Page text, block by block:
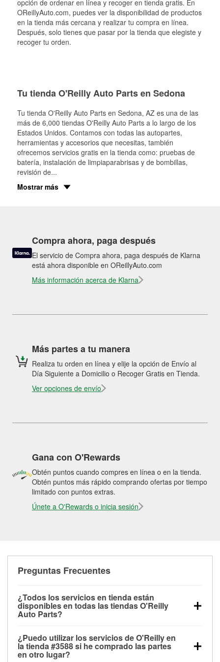
opción de ordenar en línea y recoger en tienda gratis. En
OReillyAuto.com, puedes ver la disponibilidad de productos
en la tienda más cercana y realizar tu compra en línea.
Después, solo tienes que pasar por la tienda que elegiste y
recoger tu orden.
Tu tienda O'Reilly Auto Parts en Sedona
Tu tienda O'Reilly Auto Parts en Sedona, AZ es una de las
más de 6,000 tiendas O'Reilly Auto Parts a lo largo de los
Estados Unidos. Contamos con todas las autopartes,
herramientas y accesorios que necesitas, también
ofrecemos servicios gratis en la tienda como: pruebas de
batería, instalación de limpiaparabrisas y de bombillas,
revisión de...
Mostrar más
Compra ahora, paga después
El servicio de Compra ahora, paga después de Klarna
está ahora disponible en OReillyAuto.com
Más información acerca de Klarna
Más partes a tu manera
Realiza tu orden en línea y elije la opción de Envío al
Día Siguiente a Domicilio o Recoger Gratis en Tienda.
Ver opciones de envío
Gana con O'Rewards
Obtén puntos cuando compres en línea o en la tienda.
Obtén puntos más rápido comprando ofertas por tiempo
limitado con puntos extras.
Únete a O'Rewards o inicia sesión
Preguntas Frecuentes
¿Todos los servicios en tienda están
disponibles en todas las tiendas O'Reilly
Auto Parts?
las pruebas de batería, pruebas de alternador y
motor de arranque, revisión de la luz “Check Engine”
¿Puedo utilizar los servicios de O'Reilly en
la tienda #3588 si he comprado las partes
en otro lugar?